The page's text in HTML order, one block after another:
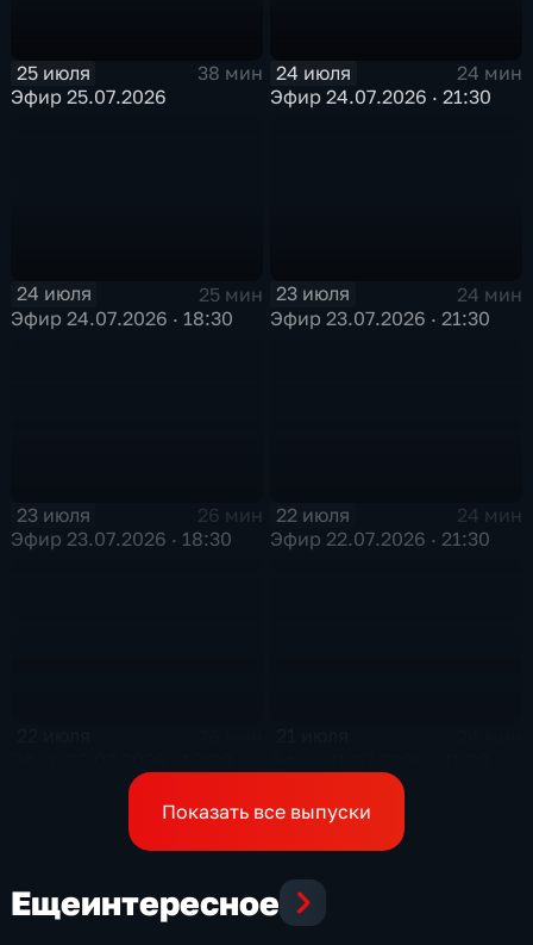
25 июля
38 мин
Эфир 25.07.2026
24 июля
24 мин
Эфир 24.07.2026 · 21:30
24 июля
25 мин
Эфир 24.07.2026 · 18:30
23 июля
24 мин
Эфир 23.07.2026 · 21:30
23 июля
26 мин
Эфир 23.07.2026 · 18:30
22 июля
24 мин
Эфир 22.07.2026 · 21:30
Показать все выпуски
Ещеинтересное